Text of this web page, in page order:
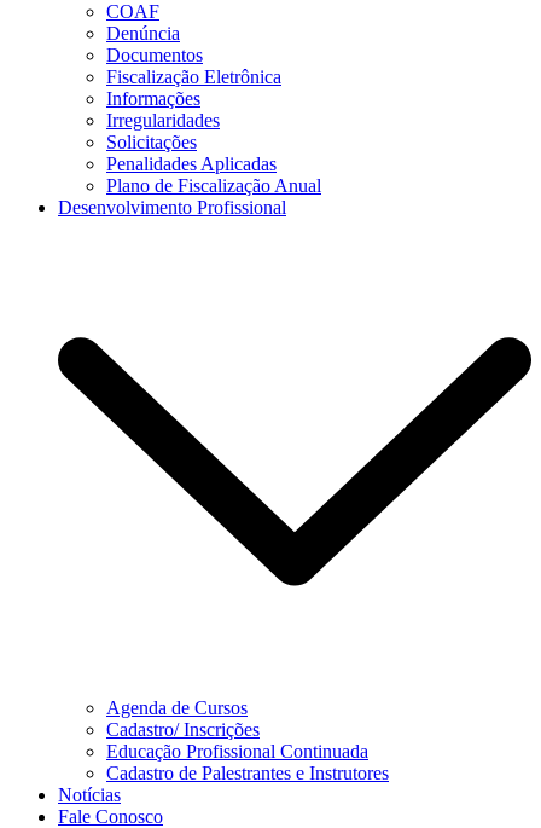
COAF
Denúncia
Documentos
Fiscalização Eletrônica
Informações
Irregularidades
Solicitações
Penalidades Aplicadas
Plano de Fiscalização Anual
Desenvolvimento Profissional
Agenda de Cursos
Cadastro/ Inscrições
Educação Profissional Continuada
Cadastro de Palestrantes e Instrutores
Notícias
Fale Conosco